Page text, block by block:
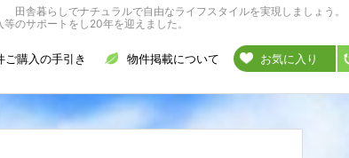
舎暮らしでナチュラルで自由なライフスタイルを実現しましょう。
のサポートをし20年を迎えました。
ご購入の手引き 物件掲載について お気に入り